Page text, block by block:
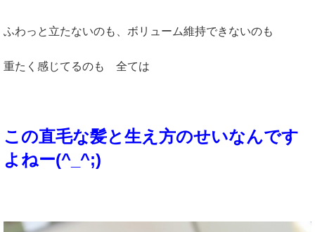
ふわっと立たないのも、ボリューム維持できないのも
重たく感じてるのも 全ては
この直毛な髪と生え方のせいなんです
よねー(^_^;)